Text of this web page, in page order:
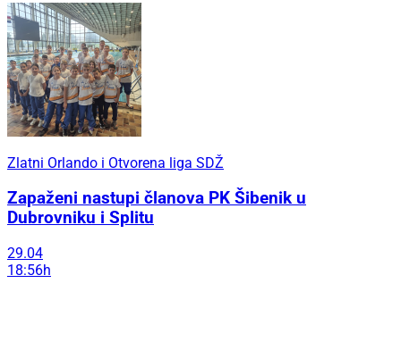
Zlatni Orlando i Otvorena liga SDŽ
Zapaženi nastupi članova PK Šibenik u
Dubrovniku i Splitu
29.04
18:56h